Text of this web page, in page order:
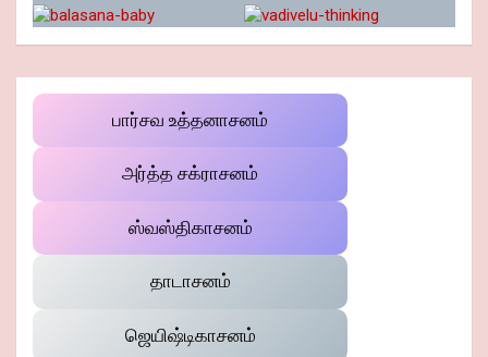
பார்சவ உத்தனாசனம்
அர்த்த சக்ராசனம்
ஸ்வஸ்திகாசனம்
தாடாசனம்
ஜெயிஷ்டிகாசனம்